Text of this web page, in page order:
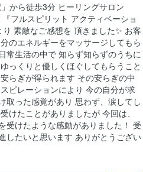
から徒歩3分 ヒーリングサロン
フルスピリット アクティベーショ
素敵なご感想を 頂きました✨ お客
のエネルギーをマッサージしてもら
常生活の中で 知らず知らずのうちに
っくりと優しくほぐしてもらうこと
らぎが得られます その安らぎの中
ピレーションにより 今の自分が求
取った感覚があり 思わず、涙してし
けたことがありましたが 今回は、
受けたような感動がありました！ 受
したいと思います ありがとうござい